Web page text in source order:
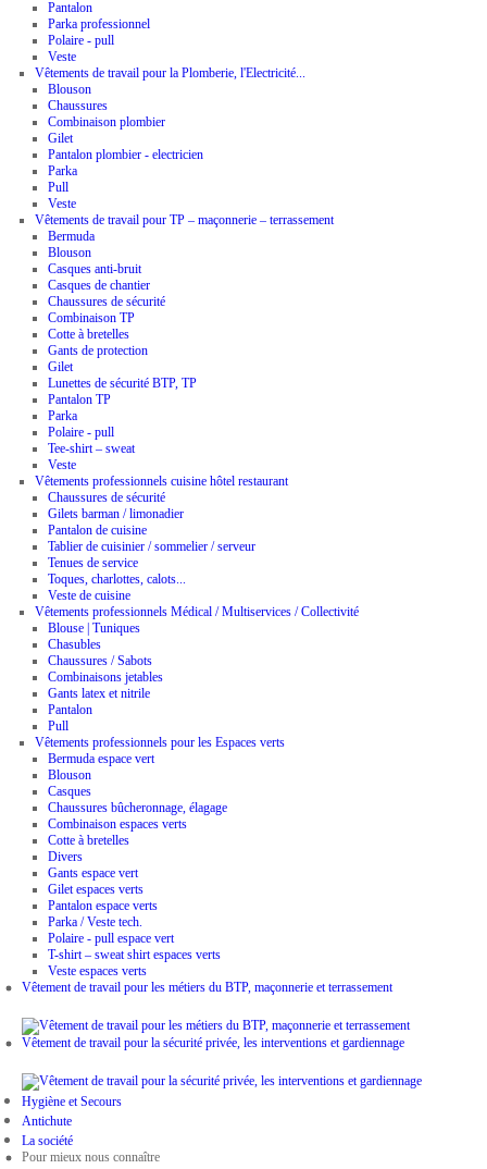
Pantalon
Parka professionnel
Polaire - pull
Veste
Vêtements de travail pour la Plomberie, l'Electricité...
Blouson
Chaussures
Combinaison plombier
Gilet
Pantalon plombier - electricien
Parka
Pull
Veste
Vêtements de travail pour TP – maçonnerie – terrassement
Bermuda
Blouson
Casques anti-bruit
Casques de chantier
Chaussures de sécurité
Combinaison TP
Cotte à bretelles
Gants de protection
Gilet
Lunettes de sécurité BTP, TP
Pantalon TP
Parka
Polaire - pull
Tee-shirt – sweat
Veste
Vêtements professionnels cuisine hôtel restaurant
Chaussures de sécurité
Gilets barman / limonadier
Pantalon de cuisine
Tablier de cuisinier / sommelier / serveur
Tenues de service
Toques, charlottes, calots...
Veste de cuisine
Vêtements professionnels Médical / Multiservices / Collectivité
Blouse | Tuniques
Chasubles
Chaussures / Sabots
Combinaisons jetables
Gants latex et nitrile
Pantalon
Pull
Vêtements professionnels pour les Espaces verts
Bermuda espace vert
Blouson
Casques
Chaussures bûcheronnage, élagage
Combinaison espaces verts
Cotte à bretelles
Divers
Gants espace vert
Gilet espaces verts
Pantalon espace verts
Parka / Veste tech.
Polaire - pull espace vert
T-shirt – sweat shirt espaces verts
Veste espaces verts
Vêtement de travail pour les métiers du BTP, maçonnerie et terrassement
Vêtement de travail pour la sécurité privée, les interventions et gardiennage
Hygiène et Secours
Antichute
La société
Pour mieux nous connaître